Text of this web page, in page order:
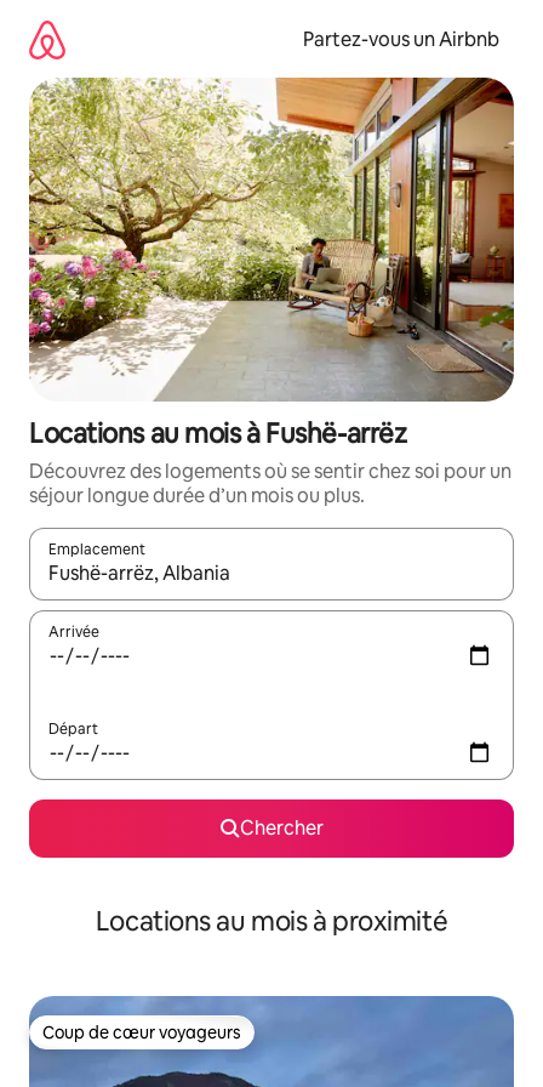
directement
contenu
Partez-vous un Airbnb
Locations au mois à Fushë-arrëz
Découvrez des logements où se sentir chez soi pour un
séjour longue durée d’un mois ou plus.
Emplacement
Quand les résultats sont affichés, parcourez-les en utilisant
Arrivée
Départ
Chercher
Locations au mois à proximité
Coup de cœur voyageurs
Coup de cœur voyageurs